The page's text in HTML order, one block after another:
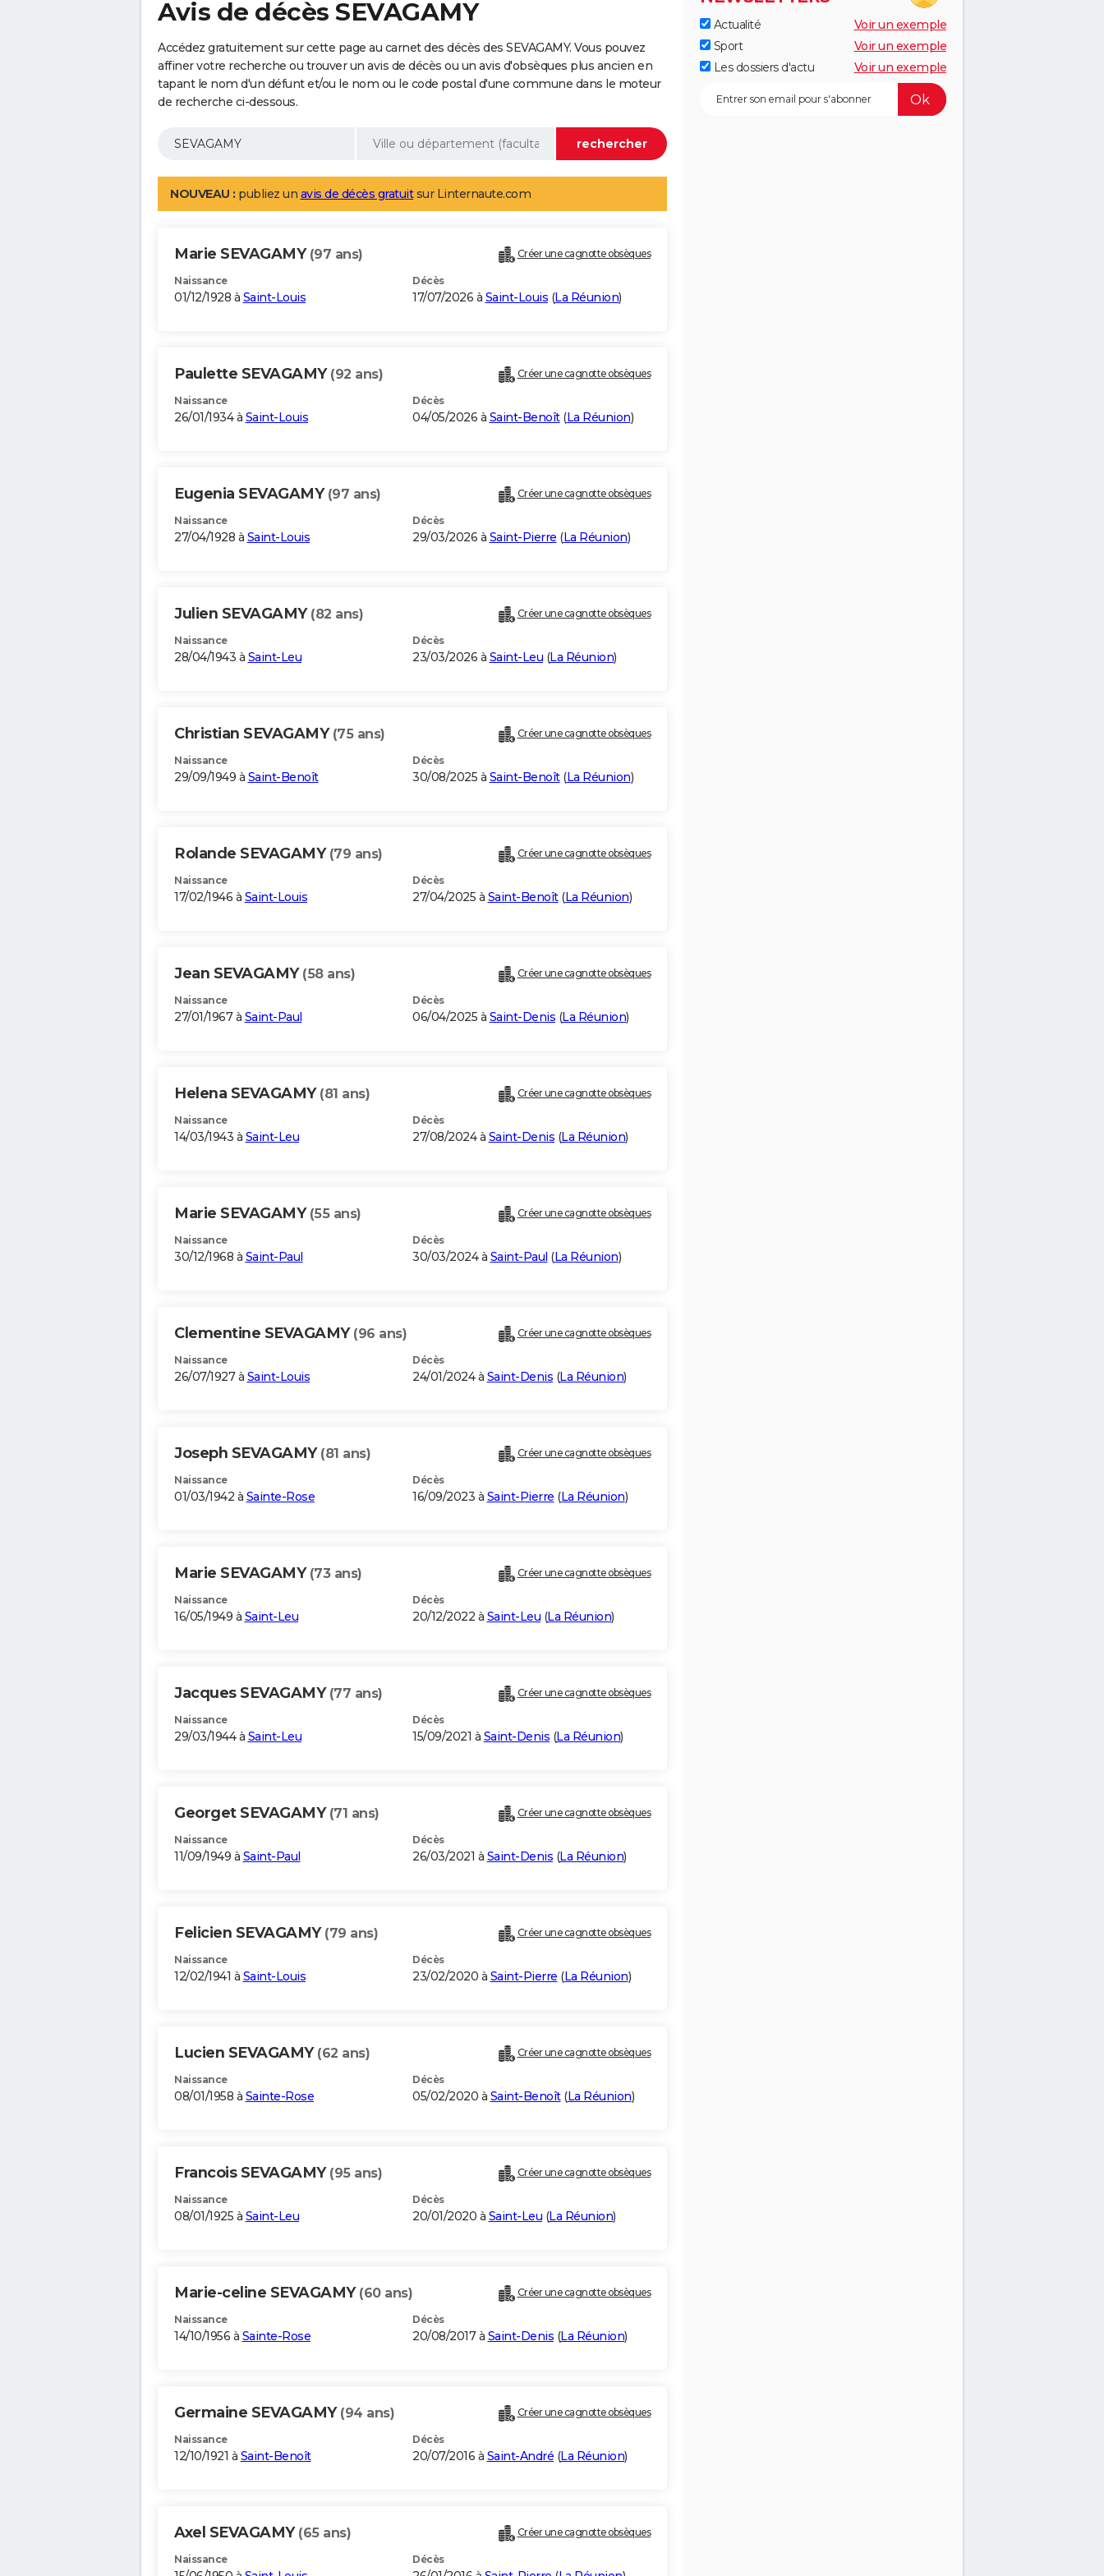
Avis de décès SEVAGAMY
Accédez gratuitement sur cette page au carnet des décès des SEVAGAMY. Vous pouvez
affiner votre recherche ou trouver un avis de décès ou un avis d'obsèques plus ancien en
tapant le nom d'un défunt et/ou le nom ou le code postal d'une commune dans le moteur
de recherche ci-dessous.
NOUVEAU : publiez un avis de décès gratuitsur Linternaute.com
Marie SEVAGAMY (97 ans) Créer une cagnotte obsèques
Naissance
01/12/1928 à Saint-Louis
Décès
17/07/2026 à Saint-Louis (La Réunion)
Paulette SEVAGAMY (92 ans) Créer une cagnotte obsèques
Naissance
26/01/1934 à Saint-Louis
Décès
04/05/2026 à Saint-Benoît(La Réunion)
Eugenia SEVAGAMY (97 ans) Créer une cagnotte obsèques
Naissance
27/04/1928 à Saint-Louis
Décès
29/03/2026 à Saint-Pierre (La Réunion)
Julien SEVAGAMY (82 ans) Créer une cagnotte obsèques
Naissance
28/04/1943 à Saint-Leu
Décès
23/03/2026 à Saint-Leu (La Réunion)
Christian SEVAGAMY (75 ans) Créer une cagnotte obsèques
Naissance
29/09/1949 à Saint-Benoît
Décès
30/08/2025 à Saint-Benoît(La Réunion)
Rolande SEVAGAMY (79 ans) Créer une cagnotte obsèques
Naissance
17/02/1946 à Saint-Louis
Décès
27/04/2025 à Saint-Benoît(La Réunion)
Jean SEVAGAMY (58 ans) Créer une cagnotte obsèques
Naissance
27/01/1967 à Saint-Paul
Décès
06/04/2025 à Saint-Denis (La Réunion)
Helena SEVAGAMY (81 ans) Créer une cagnotte obsèques
Naissance
14/03/1943 à Saint-Leu
Décès
27/08/2024 à Saint-Denis (La Réunion)
Marie SEVAGAMY (55 ans) Créer une cagnotte obsèques
Naissance
30/12/1968 à Saint-Paul
Décès
30/03/2024 à Saint-Paul (La Réunion)
Clementine SEVAGAMY (96 ans) Créer une cagnotte obsèques
Naissance
26/07/1927 à Saint-Louis
Décès
24/01/2024 à Saint-Denis (La Réunion)
Joseph SEVAGAMY (81 ans) Créer une cagnotte obsèques
Naissance
01/03/1942 à Sainte-Rose
Décès
16/09/2023 à Saint-Pierre (La Réunion)
Marie SEVAGAMY (73 ans) Créer une cagnotte obsèques
Naissance
16/05/1949 à Saint-Leu
Décès
20/12/2022 à Saint-Leu (La Réunion)
Jacques SEVAGAMY (77 ans) Créer une cagnotte obsèques
Naissance
29/03/1944 à Saint-Leu
Décès
15/09/2021 à Saint-Denis (La Réunion)
Georget SEVAGAMY (71 ans) Créer une cagnotte obsèques
Naissance
11/09/1949 à Saint-Paul
Décès
26/03/2021 à Saint-Denis (La Réunion)
Felicien SEVAGAMY (79 ans) Créer une cagnotte obsèques
Naissance
12/02/1941 à Saint-Louis
Décès
23/02/2020 à Saint-Pierre (La Réunion)
Lucien SEVAGAMY (62 ans) Créer une cagnotte obsèques
Naissance
08/01/1958 à Sainte-Rose
Décès
05/02/2020 à Saint-Benoît(La Réunion)
Francois SEVAGAMY (95 ans) Créer une cagnotte obsèques
Naissance
08/01/1925 à Saint-Leu
Décès
20/01/2020 à Saint-Leu (La Réunion)
Marie-celine SEVAGAMY (60 ans) Créer une cagnotte obsèques
Naissance
14/10/1956 à Sainte-Rose
Décès
20/08/2017 à Saint-Denis (La Réunion)
Germaine SEVAGAMY (94 ans) Créer une cagnotte obsèques
Naissance
12/10/1921 à Saint-Benoît
Décès
20/07/2016 à Saint-André (La Réunion)
Axel SEVAGAMY (65 ans) Créer une cagnotte obsèques
Naissance Décès
Actualité
Voir un exemple
Sport
Voir un exemple
Les dossiers d'actu
Voir un exemple